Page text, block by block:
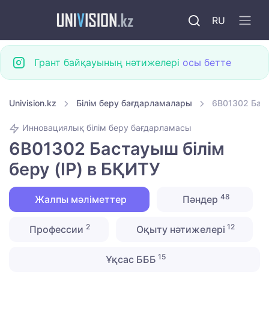
RU
Грант байқауының нәтижелері осы бетте
Univision.kz Білім беру бағдарламалары 6B01302
Инновациялық білім беру бағдарламасы
6B01302 Бастауыш білім
беру (IP) в БҚИТУ
Жалпы мәліметтер Пәндер 48
Профессии2 Оқыту нәтижелері 12
Ұқсас БББ 15